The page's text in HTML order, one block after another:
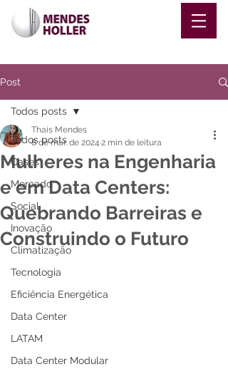
Post
Todos posts
Cases
Mercado
Social
Inovação
Climatização
Tecnologia
Eficiência Energética
Data Center
LATAM
Data Center Modular
Todos posts
Mulheres na Engenharia
e em Data Centers:
Quebrando Barreiras e
Construindo o Futuro
Thais Mendes
8 de mar. de 2024 2 min de leitura